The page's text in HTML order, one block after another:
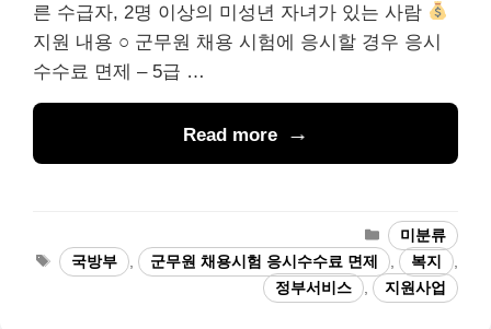
른 수급자, 2명 이상의 미성년 자녀가 있는 사람
지원 내용 ○ 군무원 채용 시험에 응시할 경우 응시
수수료 면제 – 5급 …
Read more
카
테
고
리
미분류
태
그
국방부 군무원 채용시험 응시수수료 면제 복지
정부서비스
지원사업